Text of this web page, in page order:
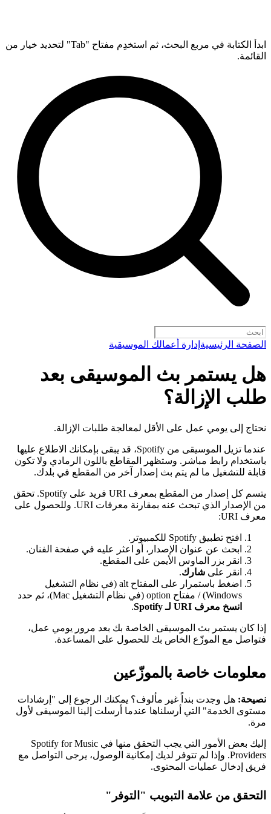
ابدأ الكتابة في مربع البحث، ثم استخدِم مفتاح "Tab" لتحديد خيار من
القائمة.
الصفحة الرئيسية إدارة أعمالك الموسيقية
هل يستمر بث الموسيقى بعد
طلب الإزالة؟
نحتاج إلى يومي عمل على الأقل لمعالجة طلبات الإزالة.
عندما تزيل الموسيقى من Spotify، قد يبقى بإمكانك الاطلاع عليها
باستخدام رابط مباشر. وستظهر المقاطع باللون الرمادي ولا تكون
قابلة للتشغيل ما لم يتم بث إصدار آخر من المقطع في بلدك.
يتسم كل إصدار من المقطع بمعرف URI فريد على Spotify. تحقق
من الإصدار الذي تبحث عنه بمقارنة معرفات URI. وللحصول على
معرف URI:
افتح تطبيق Spotify للكمبيوتر.
ابحث عن عنوان الإصدار، أو اعثر عليه في صفحة الفنان.
انقر بزر الماوس الأيمن على المقطع.
انقر على شارك.
اضغط باستمرار على المفتاح alt (في نظام التشغيل
Windows) / مفتاح option (في نظام التشغيل Mac)، ثم حدد
انسخ معرف URI لـ Spotify
.
إذا كان يستمر بث الموسيقى الخاصة بك بعد مرور يومي عمل،
فتواصل مع الموزّع الخاص بك للحصول على المساعدة.
معلومات خاصة بالموزّعين
نصيحة: هل وجدت بنداً غير مألوف؟ يمكنك الرجوع إلى "إرشادات
مستوى الخدمة" التي أرسلناها عندما أرسلت إلينا الموسيقى لأول
مرة.
إليك بعض الأمور التي يجب التحقق منها في Spotify for Music
Providers. وإذا لم تتوفر لديك إمكانية الوصول، يرجى التواصل مع
فريق إدخال عمليات المحتوى.
التحقق من علامة التبويب "التوفر"